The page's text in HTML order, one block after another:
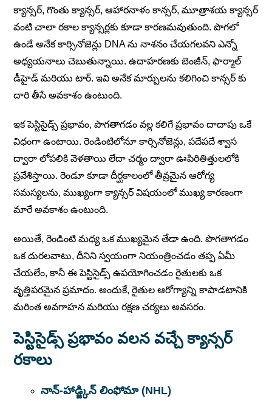
క్యాన్సర్, గొంతు క్యాన్సర్, ఆహారనాళం కాన్సర్, మూత్రాశయ క్యాన్సర్
వంటి చాలా రకాల క్యాన్సర్లకు కూడా కారణమవుతుంది. పొగలో
ఉండే అనేక కార్సినోజెన్లు DNA ను నాశనం చేయగలవని ఎన్నో
అధ్యయనాలు చెబుతున్నాయి. ఉదాహరణకు బెంజీన్, ఫార్మాల్
డీహైడ్ మరియు టార్. ఇవి అనేక మార్పులను కలిగించి కాన్సర్ కు
దారి తీసే అవకాశం ఉంటుంది.
ఇక పెస్టిసైడ్స్ ప్రభావం, పొగతాగడం వల్ల కలిగే ప్రభావం దాదాపు ఒకే
విధంగా ఉంటాయి. రెండింటిలోనూ కార్సినోజెన్లు, పదేపదే శ్వాస
ద్వారా లోపలికి వెళతాయి లేదా చర్మం ద్వారా ఊపిరితిత్తులలోకి
ప్రవేశిస్తాయి. రెండూ కూడా దీర్ఘకాలంలో తీవ్రమైన ఆరోగ్య
సమస్యలను, ముఖ్యంగా క్యాన్సర్ విషయంలో ముఖ్య కారణంగా
మారే అవకాశం ఉంటుంది.
అయితే, రెండింటి మధ్య ఒక ముఖ్యమైన తేడా ఉంది. పొగతాగడం
ఒక దురలవాటు, దీనిని స్వయంగా నియంత్రించడం తప్ప ఏమీ
చేయలేం, కానీ ఈ పెస్టిసైడ్స్ ఉపయోగించడం రైతులకు ఒక
వృత్తిపరమైన ప్రమాదం. అందుకే, రైతుల ఆరోగ్యాన్ని కాపాడటానికి
మరింత అవగాహన మరియు రక్షణ చర్యలు అవసరం.
పెస్టిసైడ్స్ప్రభావం వలన వచ్చే క్యాన్సర్
రకాలు
నాన్-హాడ్జ్కిన్ లింఫోమా (NHL)